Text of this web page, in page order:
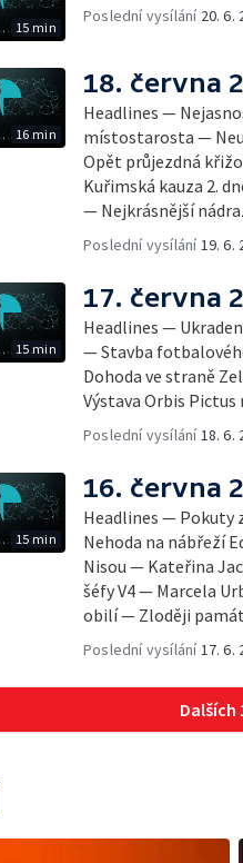
15 min
Poslední vysílání 20. 6.
16 min
18. června
Headlines —
místostarosta —
Opět průjezdná
Kuřimská kauza 2.
— Nejkrásnější
Poslední vysílání19. 6.
15 min
17. června
Headlines —
— Stavba
Dohoda ve straně
Výstava Orbis Pictus
Poslední vysílání18. 6.
15 min
16. června
Headlines — Pokuty
Nehoda na nábřeží
Nisou — Kateřina
šéfy V4 — Marcela
obilí — Zloději
Poslední vysílání17. 6.
Dalších